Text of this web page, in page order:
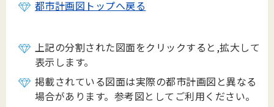
都市計画図トップへ戻る
上記の分割された図面をクリックすると,拡大して
表示します。
掲載されている図面は実際の都市計画図と異なる
場合があります。参考図としてご利用ください。